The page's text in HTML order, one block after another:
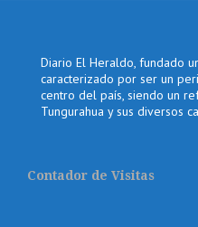
Diario El Heraldo, fundado
caracterizado por ser un
centro del país, siendo un
Tungurahua y sus diversos
Contador de Visitas